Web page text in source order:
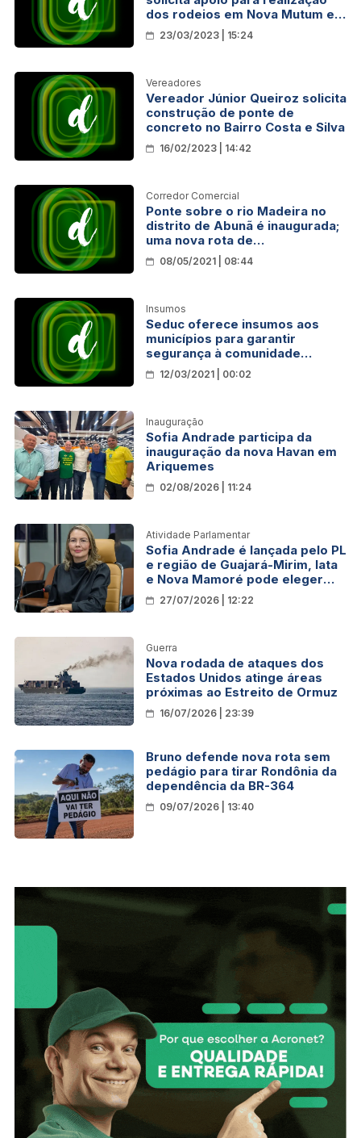
dos rodeios em Nova Mutum e
Jaci Paraná
23/03/2023 | 15:24
Vereadores
Vereador Júnior Queiroz solicita
construção de ponte de
concreto no Bairro Costa e Silva
16/02/2023 | 14:42
Corredor Comercial
Ponte sobre o rio Madeira no
distrito de Abunã é inaugurada;
uma nova rota de
desenvolvimento para
Amazônia
08/05/2021 | 08:44
Insumos
Seduc oferece insumos aos
municípios para garantir
segurança à comunidade
escolar
12/03/2021 | 00:02
Inauguração
Sofia Andrade participa da
inauguração da nova Havan em
Ariquemes
02/08/2026 | 11:24
Atividade Parlamentar
Sofia Andrade é lançada pelo PL
e região de Guajará-Mirim, Iata
e Nova Mamoré pode eleger
sua primeira deputada federal
27/07/2026 | 12:22
Guerra
Nova rodada de ataques dos
Estados Unidos atinge áreas
próximas ao Estreito de Ormuz
16/07/2026 | 23:39
Bruno defende nova rota sem
pedágio para tirar Rondônia da
dependência da BR-364
09/07/2026 | 13:40